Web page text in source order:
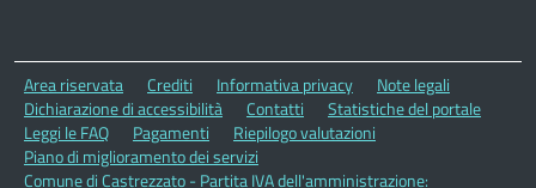
Area riservata Crediti Informativa privacy
Note legali
Dichiarazione di accessibilità
Contatti
Statistiche del portale
Leggi le FAQ
Pagamenti
Riepilogo valutazioni
Piano di miglioramento dei servizi
Comune di Castrezzato - Partita IVA dell'amministrazione: